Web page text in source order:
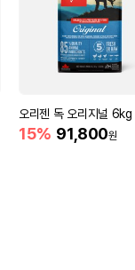
오리젠 독 오리지널 6kg
15% 91,800원